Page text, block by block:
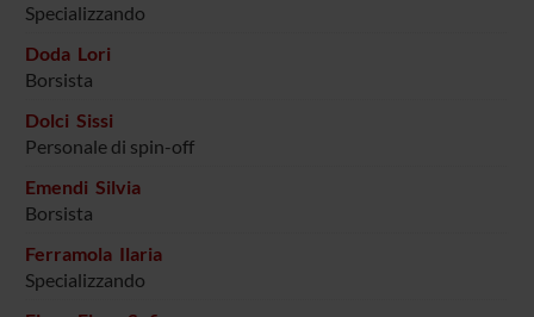
Specializzando
Doda Lori
Borsista
Dolci Sissi
Personale di spin-off
Emendi Silvia
Borsista
Ferramola Ilaria
Specializzando